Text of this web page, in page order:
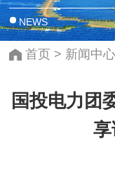
NEWS
首页 > 新闻中心
国投电力团